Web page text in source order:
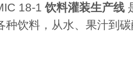
18-1 饮料灌装生产线
饮料，从水、果汁到